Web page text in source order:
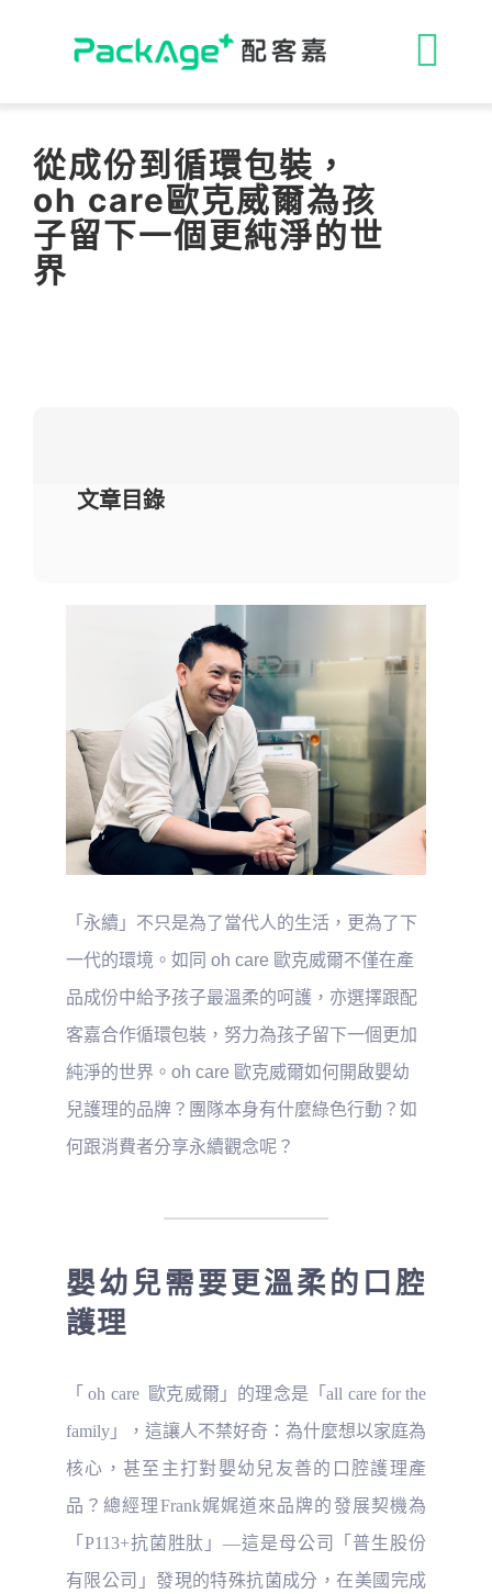
循環包裝
從成份到循環包裝，
oh care歐克威爾為孩
子留下一個更純淨的世
界
文章目錄
「永續」不只是為了當代人的生活，更為了下
一代的環境。如同 oh care 歐克威爾不僅在產
品成份中給予孩子最溫柔的呵護，亦選擇跟配
客嘉合作循環包裝，努力為孩子留下一個更加
純淨的世界。oh care 歐克威爾如何開啟嬰幼
兒護理的品牌？團隊本身有什麼綠色行動？如
何跟消費者分享永續觀念呢？
嬰幼兒需要更溫柔的口腔
護理
「 oh care 歐克威爾」的理念是「all care for the
family」，這讓人不禁好奇：為什麼想以家庭為
核心，甚至主打對嬰幼兒友善的口腔護理產
品？總經理Frank娓娓道來品牌的發展契機為
「P113+抗菌胜肽」—這是母公司「普生股份
有限公司」發現的特殊抗菌成分，在美國完成